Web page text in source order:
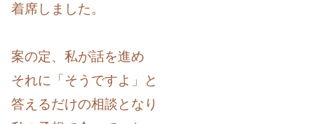
着席しました。
案の定、私が話を進め
それに「そうですよ」と
答えるだけの相談となり